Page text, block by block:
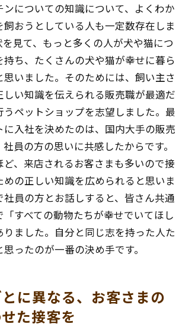
についての知識について、よくわか
飼おうとしている人も一定数存在しま
見て、もっと多くの人が犬や猫につ
持ち、たくさんの犬や猫が幸せに暮ら
いました。そのためには、飼い主さ
しい知識を伝えられる販売職が最適だ
うペットショップを志望しました。最
入社を決めたのは、国内大手の販売
員の方の思いに共感したからです。
、来店されるお客さまも多いので接
の正しい知識を広められると思いま
社員の方とお話しすると、皆さん共通
「すべての動物たちが幸せでいてほし
りました。自分と同じ志を持った人た
ったのが一番の決め手です。
に異なる、お客さまの
た接客を